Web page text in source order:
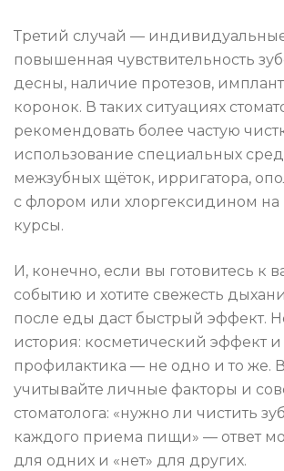
Третий случай —
повышенная чувствительность
десны, наличие протезов,
коронок. В таких ситуациях
рекомендовать более частую
использование специальных
межзубных щёток, ирригатора,
с флором или хлоргексидином на
курсы.
И, конечно, если вы готовитесь к
событию и хотите свежесть
после еды даст быстрый эффект.
история: косметический эффект и
профилактика — не одно и то же.
учитывайте личные факторы и
стоматолога: «нужно ли чистить
каждого приема пищи» — ответ
для одних и «нет» для других.